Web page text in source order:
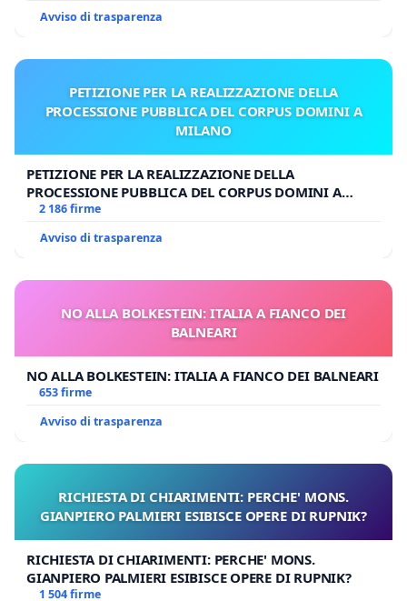
Avviso di trasparenza
PETIZIONE PER LA REALIZZAZIONE DELLA
PROCESSIONE PUBBLICA DEL CORPUS DOMINI A
MILANO
PETIZIONE PER LA REALIZZAZIONE DELLA
PROCESSIONE PUBBLICA DEL CORPUS DOMINI A
MILANO
2 186 firme
Avviso di trasparenza
NO ALLA BOLKESTEIN: ITALIA A FIANCO DEI
BALNEARI
NO ALLA BOLKESTEIN: ITALIA A FIANCO DEI BALNEARI
653 firme
Avviso di trasparenza
RICHIESTA DI CHIARIMENTI: PERCHE' MONS.
GIANPIERO PALMIERI ESIBISCE OPERE DI RUPNIK?
RICHIESTA DI CHIARIMENTI: PERCHE' MONS.
GIANPIERO PALMIERI ESIBISCE OPERE DI RUPNIK?
1 504 firme